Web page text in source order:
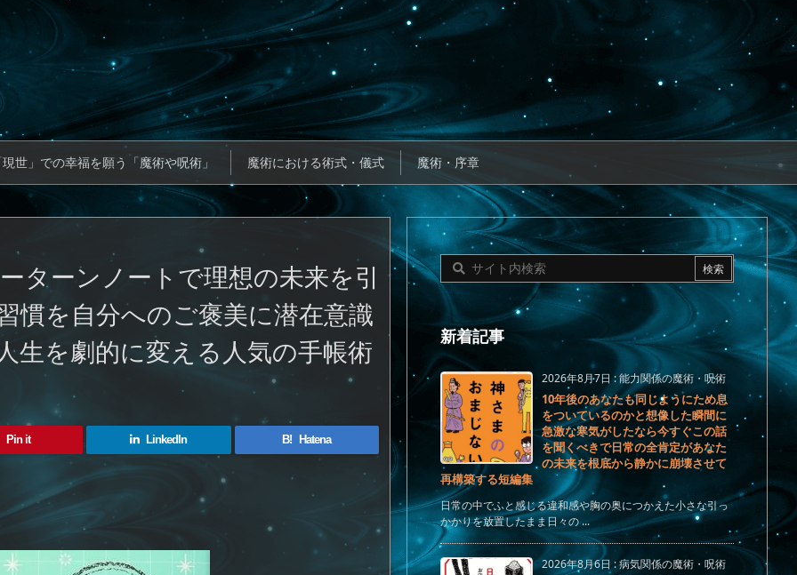
世」での幸福を願う「魔術や呪術」 魔術における術式・儀式 魔術・序章
ターンノートで理想の未来を引
慣を自分へのご褒美に潜在意識
生を劇的に変える人気の手帳術
Pin it LinkedIn B! Hatena
新着記事
2026年8月7日:能力関係の魔術・呪術
10年後のあなたも同じようにため息
をついているのかと想像した瞬間に
急激な寒気がしたなら今すぐこの話
を聞くべきで日常の全肯定があなた
の未来を根底から静かに崩壊させて
再構築する短編集
日常の中でふと感じる違和感や胸の奥につかえた小さな引っ
かかりを放置したまま日々の ...
2026年8月6日:病気関係の魔術・呪術